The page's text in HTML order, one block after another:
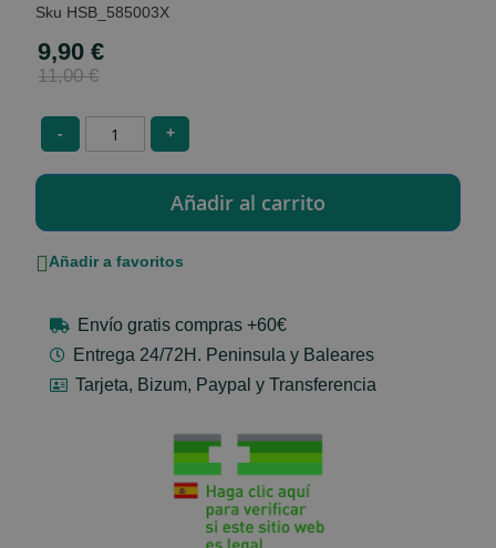
galleryHSB_585003X
Special
Price
9,90 €
11,00 €
- +
Añadir a favoritos
Envío gratis compras +60€
Entrega 24/72H. Peninsula y Baleares
Tarjeta, Bizum, Paypal y Transferencia